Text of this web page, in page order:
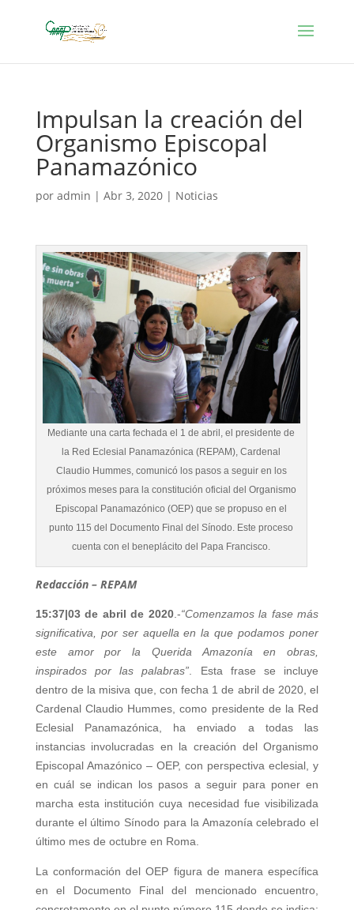
Impulsan la creación del
Organismo Episcopal
Panamazónico
por admin | Abr 3, 2020| Noticias
Mediante una carta fechada el 1 de abril, el presidente de
la Red Eclesial Panamazónica (REPAM), Cardenal
Claudio Hummes, comunicó los pasos a seguir en los
próximos meses para la constitución oficial del Organismo
Episcopal Panamazónico (OEP) que se propuso en el
punto 115 del Documento Final del Sínodo. Este proceso
cuenta con el beneplácito del Papa Francisco.
Redacción – REPAM
15:37|03 de abril de 2020.-“Comenzamos la fase más
significativa, por ser aquella en la que podamos poner
este amor por la Querida Amazonía en obras,
inspirados por las palabras” . Esta frase se incluye
dentro de la misiva que, con fecha 1 de abril de 2020, el
Cardenal Claudio Hummes, como presidente de la Red
Eclesial Panamazónica, ha enviado a todas las
instancias involucradas en la creación del Organismo
Episcopal Amazónico – OEP, con perspectiva eclesial, y
en cuál se indican los pasos a seguir para poner en
marcha esta institución cuya necesidad fue visibilizada
durante el último Sínodo para la Amazonía celebrado el
último mes de octubre en Roma.
La conformación del OEP figura de manera específica
en el Documento Final del mencionado encuentro,